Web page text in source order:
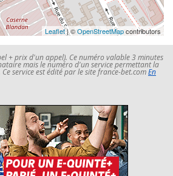
Leaflet| ©OpenStreetMapcontributors
+ prix d'un appel). Ce numéro valable 3 minutes
mais le numéro d'un service permettant la
service est édité par le site france-bet.comEn